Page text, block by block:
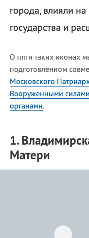
города, влияли
государства и
О пяти таких иконах
подготовленном
Московского
Вооруженными
органами.
1.
Матери